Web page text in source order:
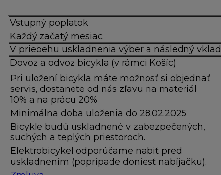
Vstupný poplatok
Každý začatý mesiac
V priebehu uskladnenia výber a následný vklad
Dovoz a odvoz bicykla (v rámci Košíc)
Pri uložení bicykla máte možnosť si objednať
servis, dostanete od nás zľavu na materiál
10% a na prácu 20%
Minimálna doba uloženia do 28.02.2025
Bicykle budú uskladnené v zabezpečených,
suchých a teplých priestoroch.
Elektrobicykel odporúčame nabiť pred
uskladnením (poprípade doniesť nabíjačku).